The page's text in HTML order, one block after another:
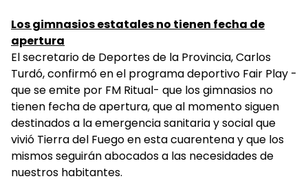
Los gimnasios estatales no tienen fecha de
apertura
El secretario de Deportes de la Provincia, Carlos
Turdó, confirmó en el programa deportivo Fair Play -
que se emite por FM Ritual- que los gimnasios no
tienen fecha de apertura, que al momento siguen
destinados a la emergencia sanitaria y social que
vivió Tierra del Fuego en esta cuarentena y que los
mismos seguirán abocados a las necesidades de
nuestros habitantes.